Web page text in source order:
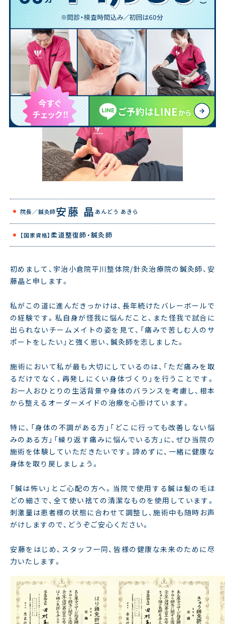
院長／鍼灸師安藤 晶 あんどう あきら
【国家資格】柔道整復師・鍼灸師
ただ痛みを取るだけでなく、再発しにくい身体
を創るオーダーメイド治療。
初めまして、宇治小倉院平川整体院/針灸治療院の鍼灸師、安
藤晶と申します。
私がこの道に進んだきっかけは、長年続けたバレーボールで
の経験です。私自身が怪我に悩んだこと、また怪我で試合に
出られないチームメイトの姿を見て、「痛みで苦しむ人のサ
ポートをしたい」と強く思い、鍼灸師を志しました。
施術において私が最も大切にしているのは、「ただ痛みを取
るだけでなく、再発しにくい身体づくり」を行うことです。
お一人おひとりの生活背景や身体のバランスを考慮し、根本
から整えるオーダーメイドの治療を心掛けています。
特に、「身体の不調がある方」「どこに行っても改善しない悩
みのある方」「繰り返す痛みに悩んでいる方」に、ぜひ当院の
施術を体験していただきたいです。諦めずに、一緒に健康な
身体を取り戻しましょう。
「鍼は怖い」とご心配の方へ。当院で使用する鍼は髪の毛ほ
どの細さで、全て使い捨ての清潔なものを使用しています。
刺激量は患者様の状態に合わせて調整し、施術中も随時お声
がけしますので、どうぞご安心ください。
安藤をはじめ、スタッフ一同、皆様の健康な未来のために尽
力いたします。